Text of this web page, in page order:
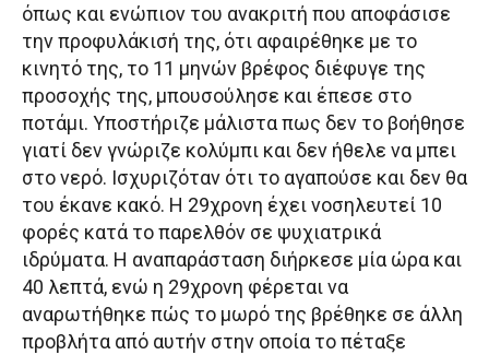
όπως και ενώπιον του ανακριτή που αποφάσισε
την προφυλάκισή της, ότι αφαιρέθηκε με το
κινητό της, το 11 μηνών βρέφος διέφυγε της
προσοχής της, μπουσούλησε και έπεσε στο
ποτάμι. Υποστήριζε μάλιστα πως δεν το βοήθησε
γιατί δεν γνώριζε κολύμπι και δεν ήθελε να μπει
στο νερό. Ισχυριζόταν ότι το αγαπούσε και δεν θα
του έκανε κακό. Η 29χρονη έχει νοσηλευτεί 10
φορές κατά το παρελθόν σε ψυχιατρικά
ιδρύματα. Η αναπαράσταση διήρκεσε μία ώρα και
40 λεπτά, ενώ η 29χρονη φέρεται να
αναρωτήθηκε πώς το μωρό της βρέθηκε σε άλλη
προβλήτα από αυτήν στην οποία το πέταξε